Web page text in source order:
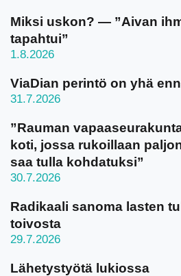
Miksi uskon? — ”Aivan
tapahtui”
1.8.2026
ViaDian perintö on yhä
31.7.2026
”Rauman
koti, jossa rukoillaan
saa tulla kohdatuksi”
30.7.2026
Radikaali sanoma lasten
toivosta
29.7.2026
Lähetystyötä lukiossa